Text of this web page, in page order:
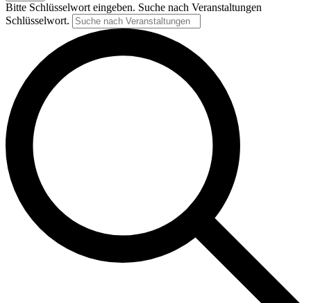
Bitte Schlüsselwort eingeben. Suche nach Veranstaltungen
Schlüsselwort.